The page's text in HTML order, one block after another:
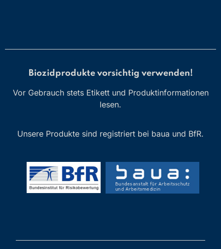
Biozidprodukte vorsichtig verwenden!
Vor Gebrauch stets Etikett und Produktinformationen
lesen.
Unsere Produkte sind registriert bei baua und BfR.